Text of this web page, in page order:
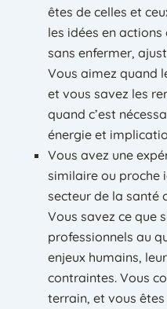
êtes de celles et
les idées en
sans enfermer,
Vous aimez quand
et vous savez les
quand c’est
énergie et
Vous avez une
similaire ou proche
secteur de la santé
Vous savez ce que
professionnels au
enjeux humains,
contraintes. Vous
terrain, et vous